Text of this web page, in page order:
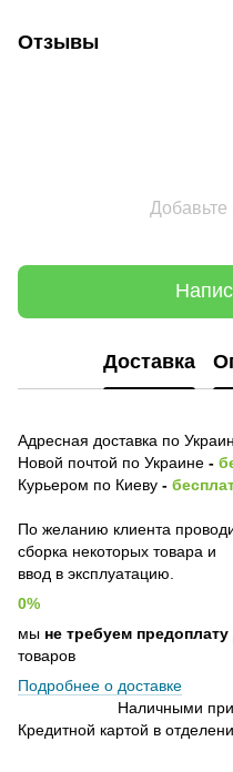
Отзывы
Доставка
Адресная доставка по
Новой почтой по Украине -
Курьером по Киеву -
По желанию клиента
сборка некоторых товара и
ввод в эксплуатацию.
0%
мы не требуем предоплату
товаров
Подробнее о доставке
Наличными при
Кредитной картой в